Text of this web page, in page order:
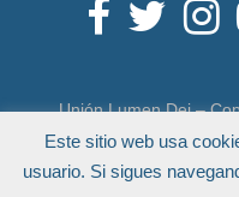
Unión Lumen Dei –
Términos
Este sitio web usa
usuario. Si sigues